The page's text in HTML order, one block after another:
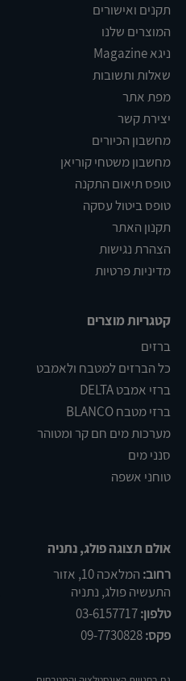
תקנים ואישורים
המוצרים שלנו
ניגא Magazine
שאלות ותשובות
מפת אתר
יצירת קשר
מחשבון הכיורים
מחשבון משטחי קוריאן
טופס תיאום התקנה
טופס ביטול עסקה
תקנון האתר
הצהרת נגישות
מדיניות פרטיות
קטגריות מוצרים
ברזים
כל הברזים למטבח ולאמבט
ברזי אמבט DELTA
ברזי מטבח BLANCO
מערכות מים חם קר ומטוהר
סנני מים
טוחני אשפה
אולם תצוגה פולג, נתניה
רחוב:
המלאכה 10, אזור
התעשיה פולג, נתניה
טלפון:03-6157717
פקס: